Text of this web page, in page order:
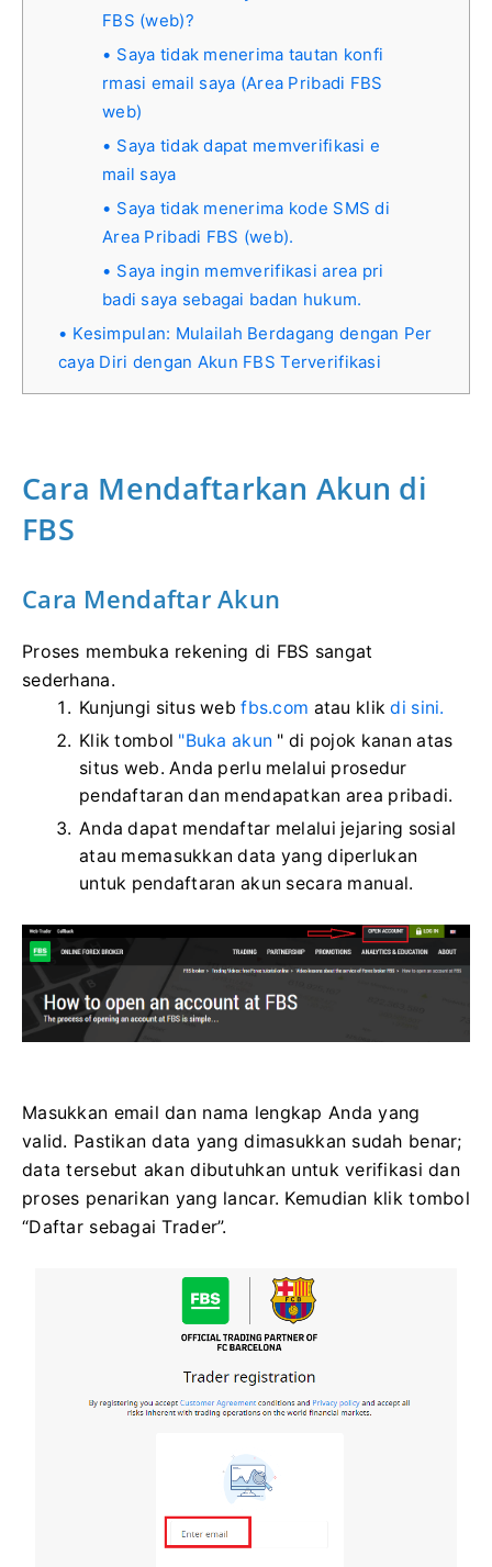
FBS (web)?
Saya tidak menerima tautan konfi
rmasi email saya (Area Pribadi FBS
web)
Saya tidak dapat memverifikasi e
mail saya
Saya tidak menerima kode SMS di
Area Pribadi FBS (web).
Saya ingin memverifikasi area pri
badi saya sebagai badan hukum.
Kesimpulan: Mulailah Berdagang dengan Per
caya Diri dengan Akun FBS Terverifikasi
Cara Mendaftarkan Akun di
FBS
Cara Mendaftar Akun
Proses membuka rekening di FBS sangat
sederhana.
Kunjungi situs webfbs.com atau klikdi sini.
Klik tombol "Buka akun " di pojok kanan atas
situs web. Anda perlu melalui prosedur
pendaftaran dan mendapatkan area pribadi.
Anda dapat mendaftar melalui jejaring sosial
atau memasukkan data yang diperlukan
untuk pendaftaran akun secara manual.
Masukkan email dan nama lengkap Anda yang
valid. Pastikan data yang dimasukkan sudah benar;
data tersebut akan dibutuhkan untuk verifikasi dan
proses penarikan yang lancar. Kemudian klik tombol
“Daftar sebagai Trader”.